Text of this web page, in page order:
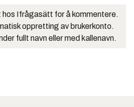
Ifrågasätt for å kommentere.
oppretting av brukerkonto.
fullt navn eller med kallenavn.